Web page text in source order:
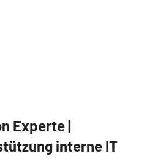
Experte |
interne IT